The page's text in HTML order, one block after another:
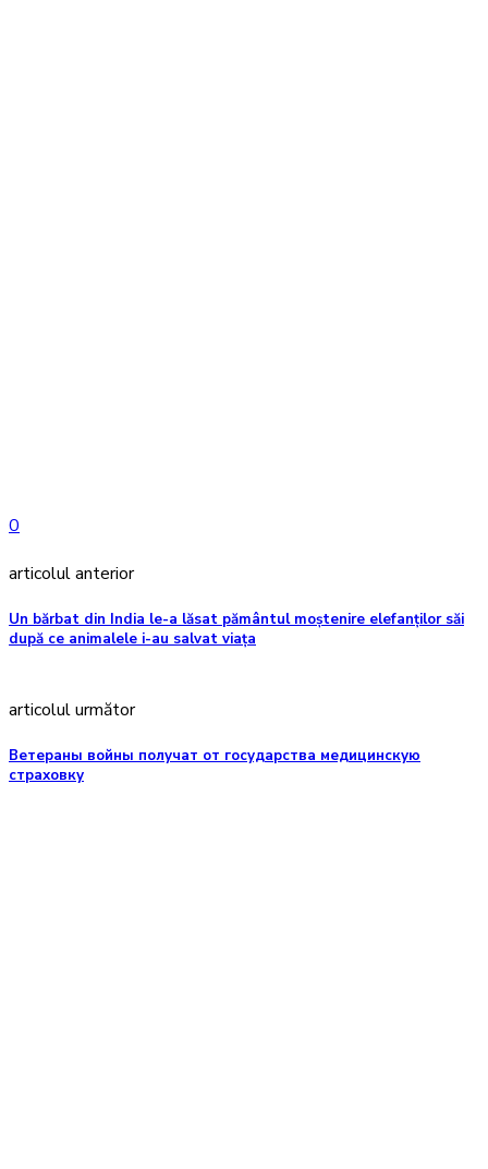
0
articolul anterior
Un bărbat din India le-a lăsat pământul moștenire elefanților săi
după ce animalele i-au salvat viața
articolul următor
Ветераны войны получат от государства медицинскую
страховку